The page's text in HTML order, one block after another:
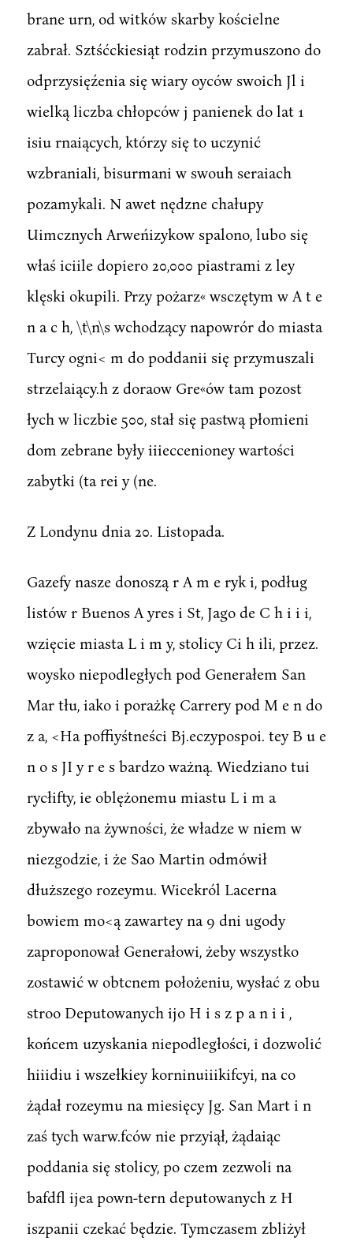
brane urn, od witków skarby kościelne
zabrał. Sztśćckiesiąt rodzin przymuszono do
odprzysięźenia się wiary oyców swoich Jl i
wielką liczba chłopców j panienek do lat 1
isiu rnaiących, którzy się to uczynić
wzbraniali, bisurmani w swouh seraiach
pozamykali. N awet nędzne chałupy
Uimcznych Arweńizykow spalono, lubo się
właś iciile dopiero 20,000 piastrami z ley
klęski okupili. Przy pożarz« wsczętym w A t e
n a c h, \t\n\s wchodzący napowrór do miasta
Turcy ogni< m do poddanii się przymuszali
strzelaiący.h z doraow Gre«ów tam pozost
łych w liczbie 500, stał się pastwą płomieni
dom zebrane były iiieccenioney wartości
zabytki (ta rei y (ne.
Z Londynu dnia 20. Listopada.
Gazefy nasze donoszą r A m e ryk i, podług
listów r Buenos A yres i St, Jago de C h i i i,
wzięcie miasta L i m y, stolicy Ci h ili, przez.
woysko niepodległych pod Generałem San
Mar tłu, iako i porażkę Carrery pod M e n do
z a, <Ha poffiyśtneści Bj.eczypospoi. tey B u e
n o s JI y r e s bardzo ważną. Wiedziano tui
rycłifty, ie oblężonemu miastu L i m a
zbywało na żywności, że władze w niem w
niezgodzie, i że Sao Martin odmówił
dłuższego rozeymu. Wicekról Lacerna
bowiem mo<ą zawartey na 9 dni ugody
zaproponował Generałowi, żeby wszystko
zostawić w obtcnem położeniu, wysłać z obu
stroo Deputowanych ijo H i s z p a n i i ,
końcem uzyskania niepodległości, i dozwolić
hiiidiu i wszełkiey korninuiiikifcyi, na co
żądał rozeymu na miesięcy Jg. San Mart i n
zaś tych warw.fców nie przyiął, żądaiąc
poddania się stolicy, po czem zezwoli na
bafdfl ijea pown-tern deputowanych z H
iszpanii czekać będzie. Tymczasem zbliżył